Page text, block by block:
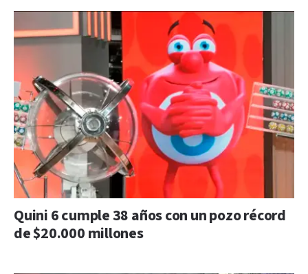
Quini 6 cumple 38 años con un pozo récord
de $20.000 millones